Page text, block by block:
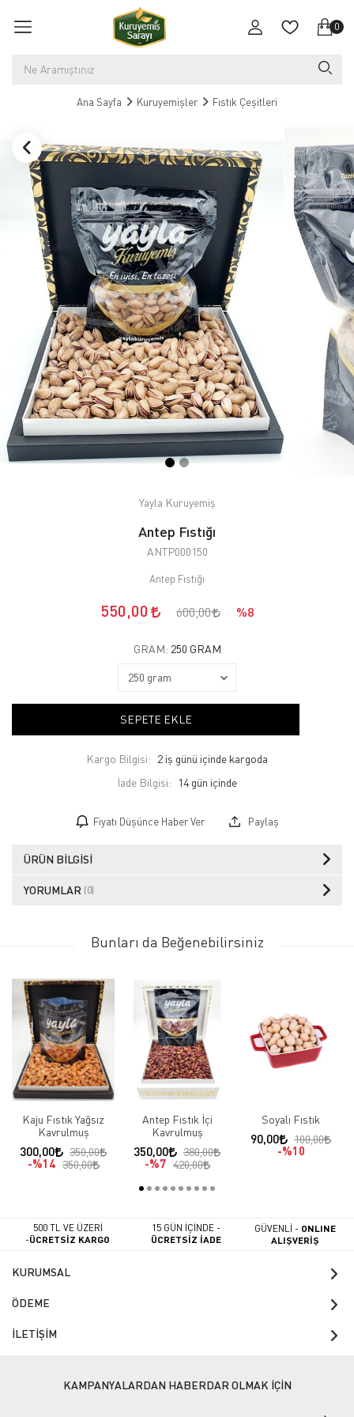
0
Ana Sayfa Kuruyemişler Fıstık Çeşitleri
Yayla Kuruyemiş
Antep Fıstığı
ANTP000150
Antep Fıstığı
550,00 600,00 %8
GRAM: 250 GRAM
SEPETE EKLE
Kargo Bilgisi: 2 iş günü içinde kargoda
İade Bilgisi:
Fiyatı Düşünce Haber Ver Paylaş
ÜRÜN BILGISI
YORUMLAR (0)
Bunları da Beğenebilirsiniz
Kaju Fıstık Yağsız
Kavrulmuş
300,00
350,00
%14 350,00
Antep Fıstık İçi
Kavrulmuş
350,00
380,00
%7 420,00
Soyalı Fıstık
90,00
100,00
%10
500 TL VE ÜZERİ
-ÜCRETSİZ KARGO
15 GÜN İÇİNDE -
ÜCRETSİZ İADE
GÜVENLİ - ONLINE
ALIŞVERİŞ
KURUMSAL
ÖDEME
İLETİŞİM
KAMPANYALARDAN HABERDAR OLMAK İÇİN